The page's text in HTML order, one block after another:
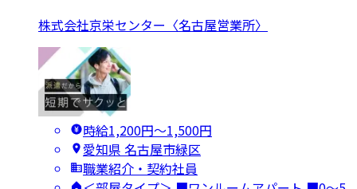
株式会社京栄センター〈名古屋営業所〉
時給1,200円〜1,500円
愛知県 名古屋市緑区
職業紹介・契約社員